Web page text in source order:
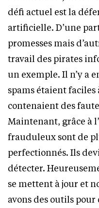
défi actuel est la
artificielle. D’une
promesses mais
travail des pirates
un exemple. Il n’y a
spams étaient
contenaient des
Maintenant, grâce à
frauduleux sont de
perfectionnés. Ils
détecter.
se mettent à jour et
avons des outils pour